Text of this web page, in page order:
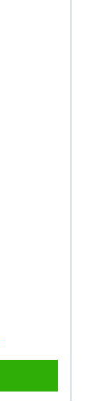
zum